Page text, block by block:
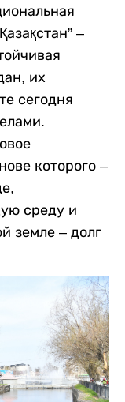
–
их
сегодня
которого –
среду и
земле – долг